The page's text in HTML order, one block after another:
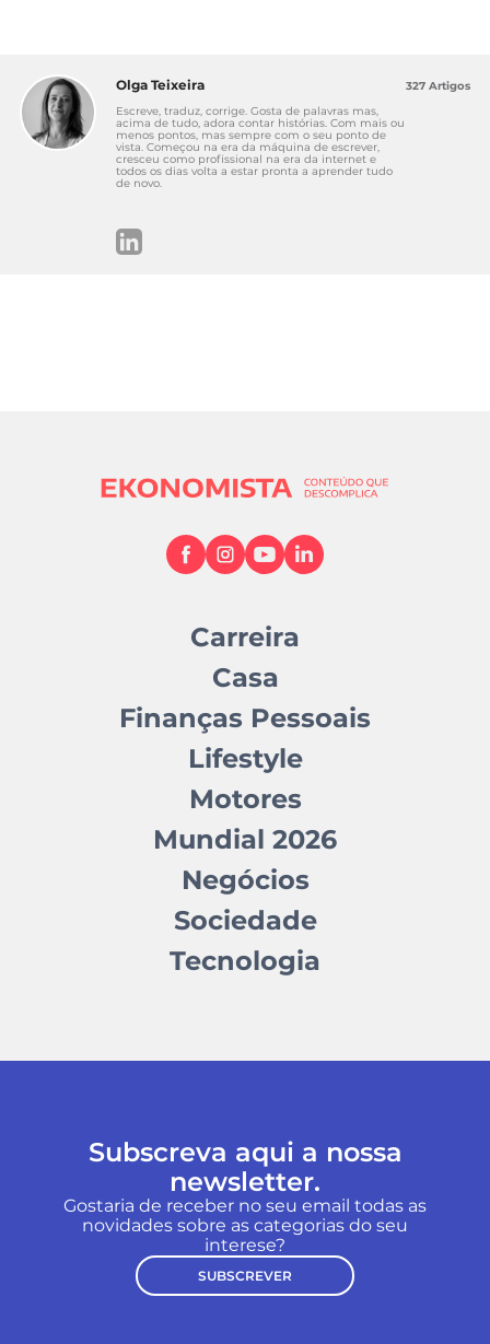
Olga Teixeira
Escreve, traduz, corrige. Gosta de palavras mas,
acima de tudo, adora contar histórias. Com mais ou
menos pontos, mas sempre com o seu ponto de
vista. Começou na era da máquina de escrever,
cresceu como profissional na era da internet e
todos os dias volta a estar pronta a aprender tudo
de novo.
327 Artigos
Carreira
Casa
Finanças Pessoais
Lifestyle
Motores
Mundial 2026
Negócios
Sociedade
Tecnologia
Subscreva aqui a nossa
newsletter.
Gostaria de receber no seu email todas as
novidades sobre as categorias do seu
interese?
SUBSCREVER